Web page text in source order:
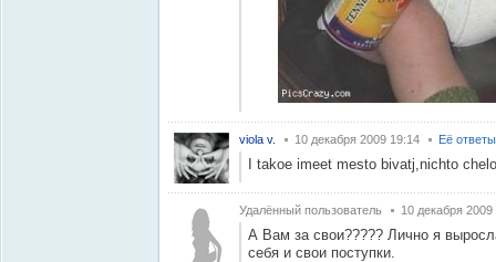
viola v. 10 декабря 2009 19:14 Её ответы
I takoe imeet mesto bivatj,nichto
Удалённый пользователь 10 декабря 2009
А Вам за свои????? Лично я
себя и свои поступки.